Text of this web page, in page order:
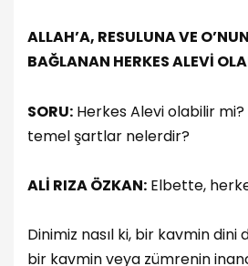
ALLAH’A, RESULUNA VE
BAĞLANAN HERKES ALEVİ
SORU: Herkes Alevi olabilir
temel şartlar nelerdir?
ALİ RIZA ÖZKAN: Elbette,
Dinimiz nasıl ki, bir kavmin dini
bir kavmin veya zümrenin